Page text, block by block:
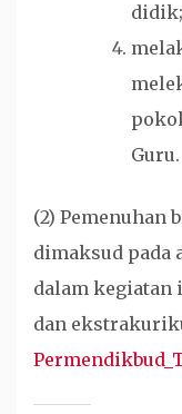
Guru.
(2) Pemenuhan
dimaksud pada
dalam
dan